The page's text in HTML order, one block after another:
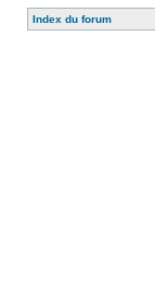
Index du forum